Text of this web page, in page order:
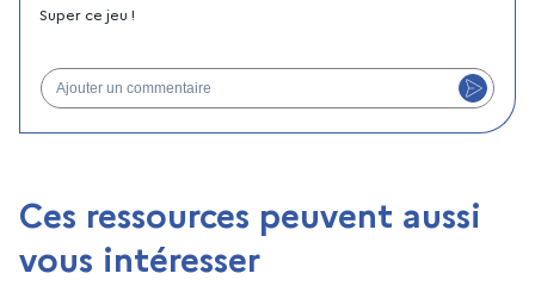
Super ce jeu !
Ajouter un commentaire
Ces ressources peuvent aussi
vous intéresser